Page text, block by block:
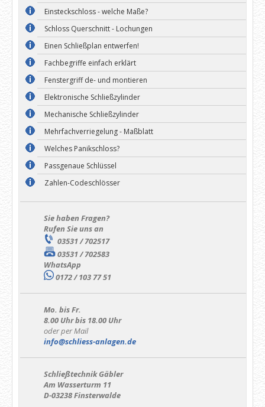
Einsteckschloss - welche Maße?
Schloss Querschnitt - Lochungen
Einen Schließplan entwerfen!
Fachbegriffe einfach erklärt
Fenstergriff de- und montieren
Elektronische Schließzylinder
Mechanische Schließzylinder
Mehrfachverriegelung - Maßblatt
Welches Panikschloss?
Passgenaue Schlüssel
Zahlen-Codeschlösser
Sie haben Fragen?
Rufen Sie uns an
03531 / 702517
03531 / 702583
WhatsApp
0172 / 103 77 51
Mo. bis Fr.
8.00 Uhr bis 18.00 Uhr
oder per Mail
info@schliess-anlagen.de
Schließtechnik Gäbler
Am Wasserturm 11
D-03238 Finsterwalde